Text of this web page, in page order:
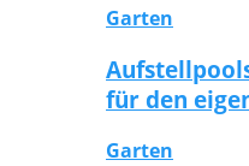
Garten
für den
Garten